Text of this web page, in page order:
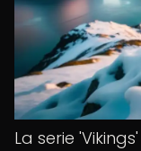
La serie